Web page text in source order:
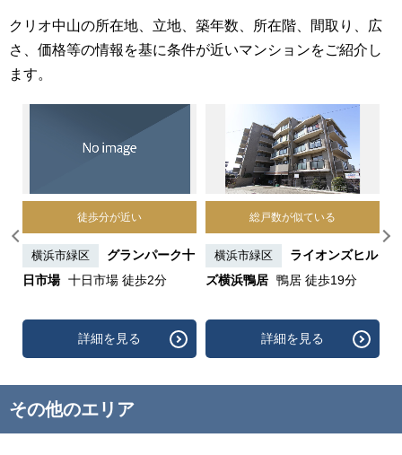
クリオ中山の所在地、立地、築年数、所在階、間取り、広
さ、価格等の情報を基に条件が近いマンションをご紹介し
ます。
徒歩分が近い
横浜市緑区
グランパーク十
日市場 十日市場 徒歩2分
詳細を見る
総戸数が似ている
横浜市緑区
ライオンズヒル
ズ横浜鴨居 鴨居 徒歩19分
詳細を見る
その他のエリア